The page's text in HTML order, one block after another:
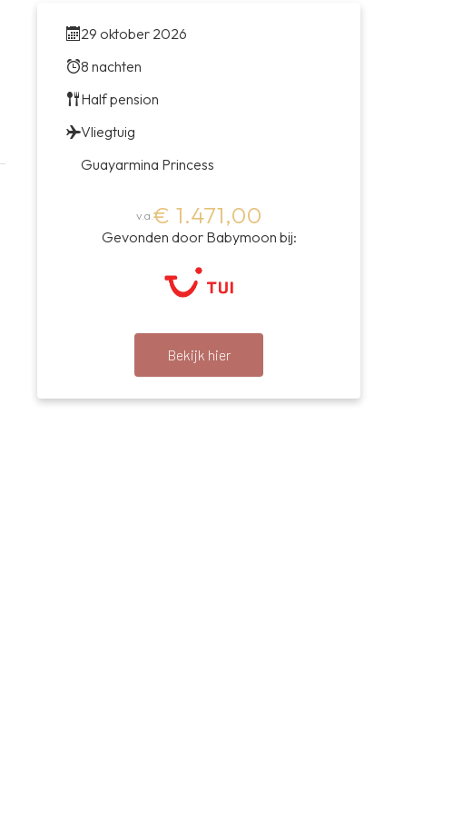
29 oktober 2026
8 nachten
Half pension
Vliegtuig
Guayarmina Princess
v.a. € 1.471,00
Gevonden door Babymoon bij:
Bekijk hier